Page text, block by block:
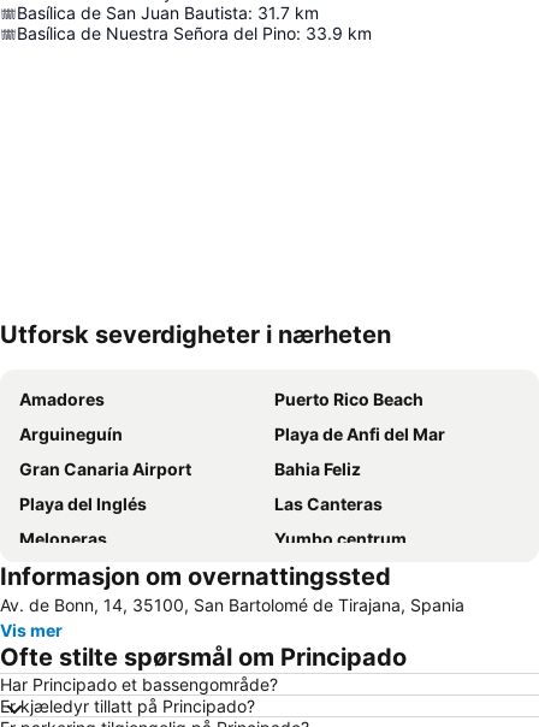
Basílica de San Juan Bautista: 31.7 km
Basílica de Nuestra Señora del Pino: 33.9 km
Utforsk severdigheter i nærheten
Amadores
Puerto Rico Beach
Arguineguín
Playa de Anfi del Mar
Gran Canaria Airport
Bahia Feliz
Playa del Inglés
Las Canteras
Meloneras
Yumbo centrum
Maspalomas
Taurito
Playa del Sol
Playa de Mogán
Aeropuerto Internacional de Gran Canaria
Puerto de Mogán
Vegueta
Puerto de Mogan
Gran Casino Costa Meloneras
Paseo por la playa de Las Canteras
Informasjon om overnattingssted
Av. de Bonn, 14, 35100, San Bartolomé de Tirajana, Spania
Vis mer
Ofte stilte spørsmål om Principado
Har Principado et bassengområde?
Er kjæledyr tillatt på Principado?